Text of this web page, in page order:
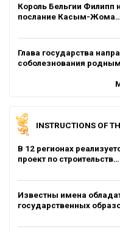
Король Бельгии Филипп
послание Касым-Жома…
Глава государства
соболезнования
INSTRUCTIONS OF
В 12 регионах
проект по строительств…
Известны имена
государственных